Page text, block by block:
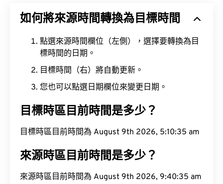
如何將來源時間轉換為目標時間
點選來源時間欄位（左側），選擇要轉換為目
標時間的日期。
目標時間（右）將自動更新。
您也可以點選日期欄位來變更日期。
目標時區目前時間是多少？
目標時區目前時間為 August 9th 2026, 5:10:36 am
來源時區目前時間是多少？
來源時區目前時間為 August 9th 2026, 9:40:36 am